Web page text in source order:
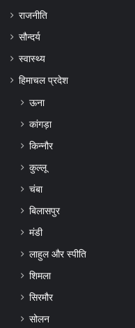
राजनीति
सौन्दर्य
स्वास्थ्य
हिमाचल प्रदेश
ऊना
कांगड़ा
किन्नौर
कुल्लू
चंबा
बिलासपुर
मंडी
लाहुल और स्पीति
शिमला
सिरमौर
सोलन